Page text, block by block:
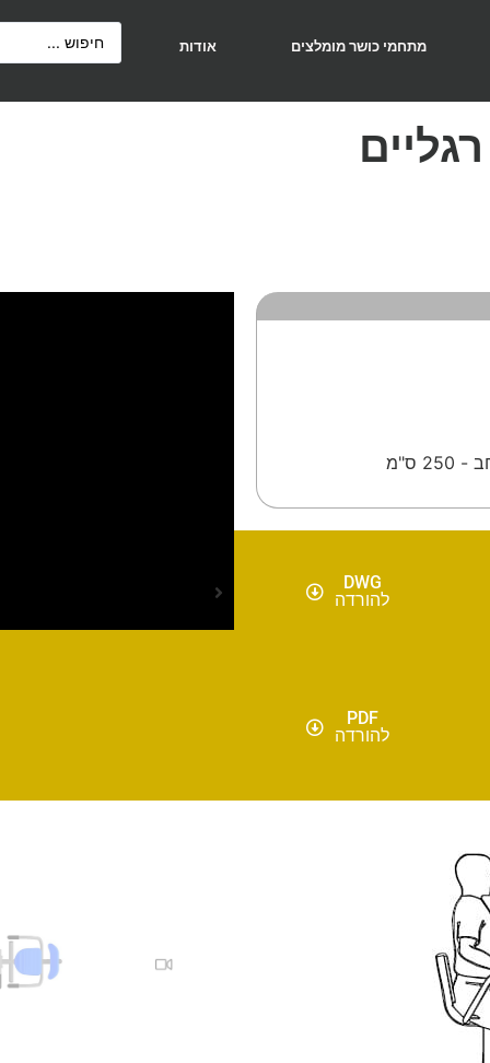
מתחמי כושר מומלצים אודות
ס"מ
DWG
להורדה
PDF
להורדה